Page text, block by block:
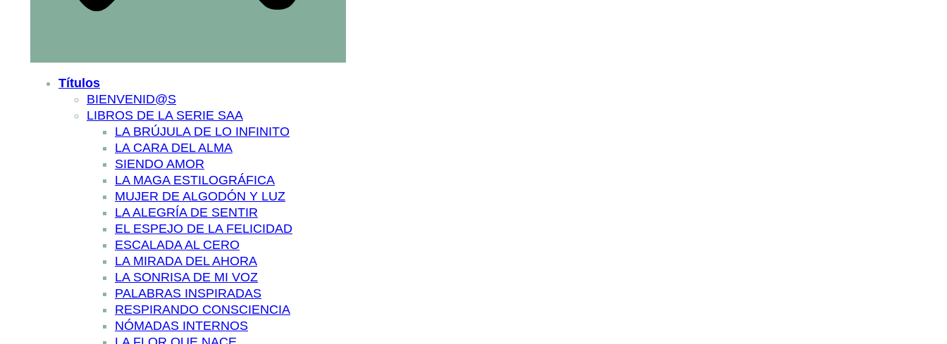
Títulos
BIENVENID@S
LIBROS DE LA SERIE SAA
LA BRÚJULA DE LO INFINITO
LA CARA DEL ALMA
SIENDO AMOR
LA MAGA ESTILOGRÁFICA
MUJER DE ALGODÓN Y LUZ
LA ALEGRÍA DE SENTIR
EL ESPEJO DE LA FELICIDAD
ESCALADA AL CERO
LA MIRADA DEL AHORA
LA SONRISA DE MI VOZ
PALABRAS INSPIRADAS
RESPIRANDO CONSCIENCIA
NÓMADAS INTERNOS